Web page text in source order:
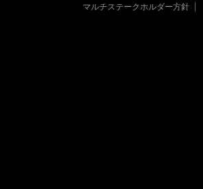
マルチステークホルダー方針